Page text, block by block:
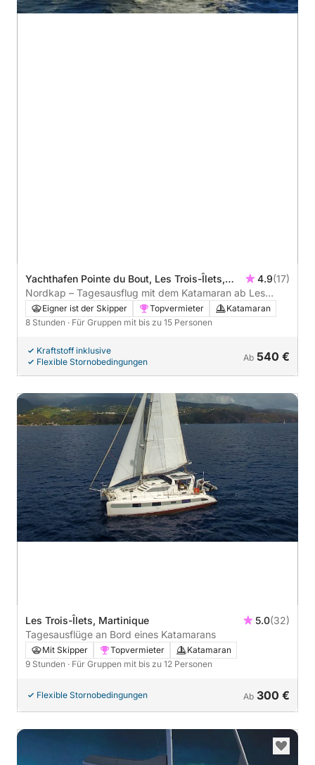
Yachthafen Pointe du Bout, Les Trois-Îlets,
Martinique
4.9(17)
Nordkap – Tagesausflug mit dem Katamaran ab Les
Trois-îlets
Eigner ist der Skipper Topvermieter
Katamaran
8 Stunden · Für Gruppen mit bis zu 15 Personen
Kraftstoff inklusive
Flexible Stornobedingungen
Ab 540 €
Les Trois-Îlets, Martinique 5.0(32)
Tagesausflüge an Bord eines Katamarans
Mit Skipper Topvermieter
Katamaran
9 Stunden · Für Gruppen mit bis zu 12 Personen
Flexible Stornobedingungen Ab 300 €